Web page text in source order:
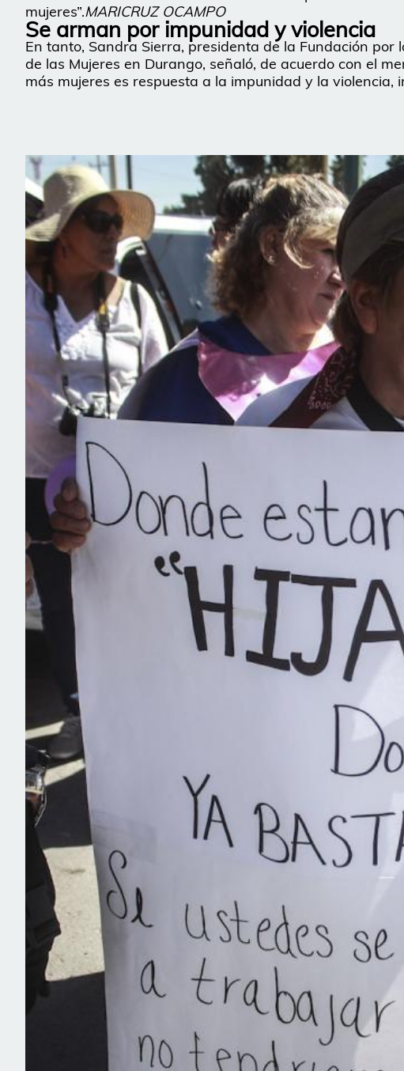
mujeres”.MARICRUZ OCAMPO
Se arman por impunidad y violencia
En tanto, Sandra Sierra, presidenta de la Fundación por
de las Mujeres en Durango, señaló, de acuerdo con el
más mujeres es respuesta a la impunidad y la violencia,